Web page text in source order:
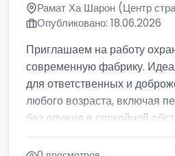
Рамат Ха Шарон (Центр
Опубликовано: 18.06.2026
Приглашаем на работу
современную фабрику.
для ответственных и
любого возраста, включая
без оружия в спокойной